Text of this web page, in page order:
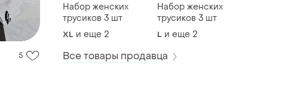
Набор женских
трусиков 3 шт
XL и еще 2
Набор женских
трусиков 3 шт
L и еще 2
Все товары продавца
5